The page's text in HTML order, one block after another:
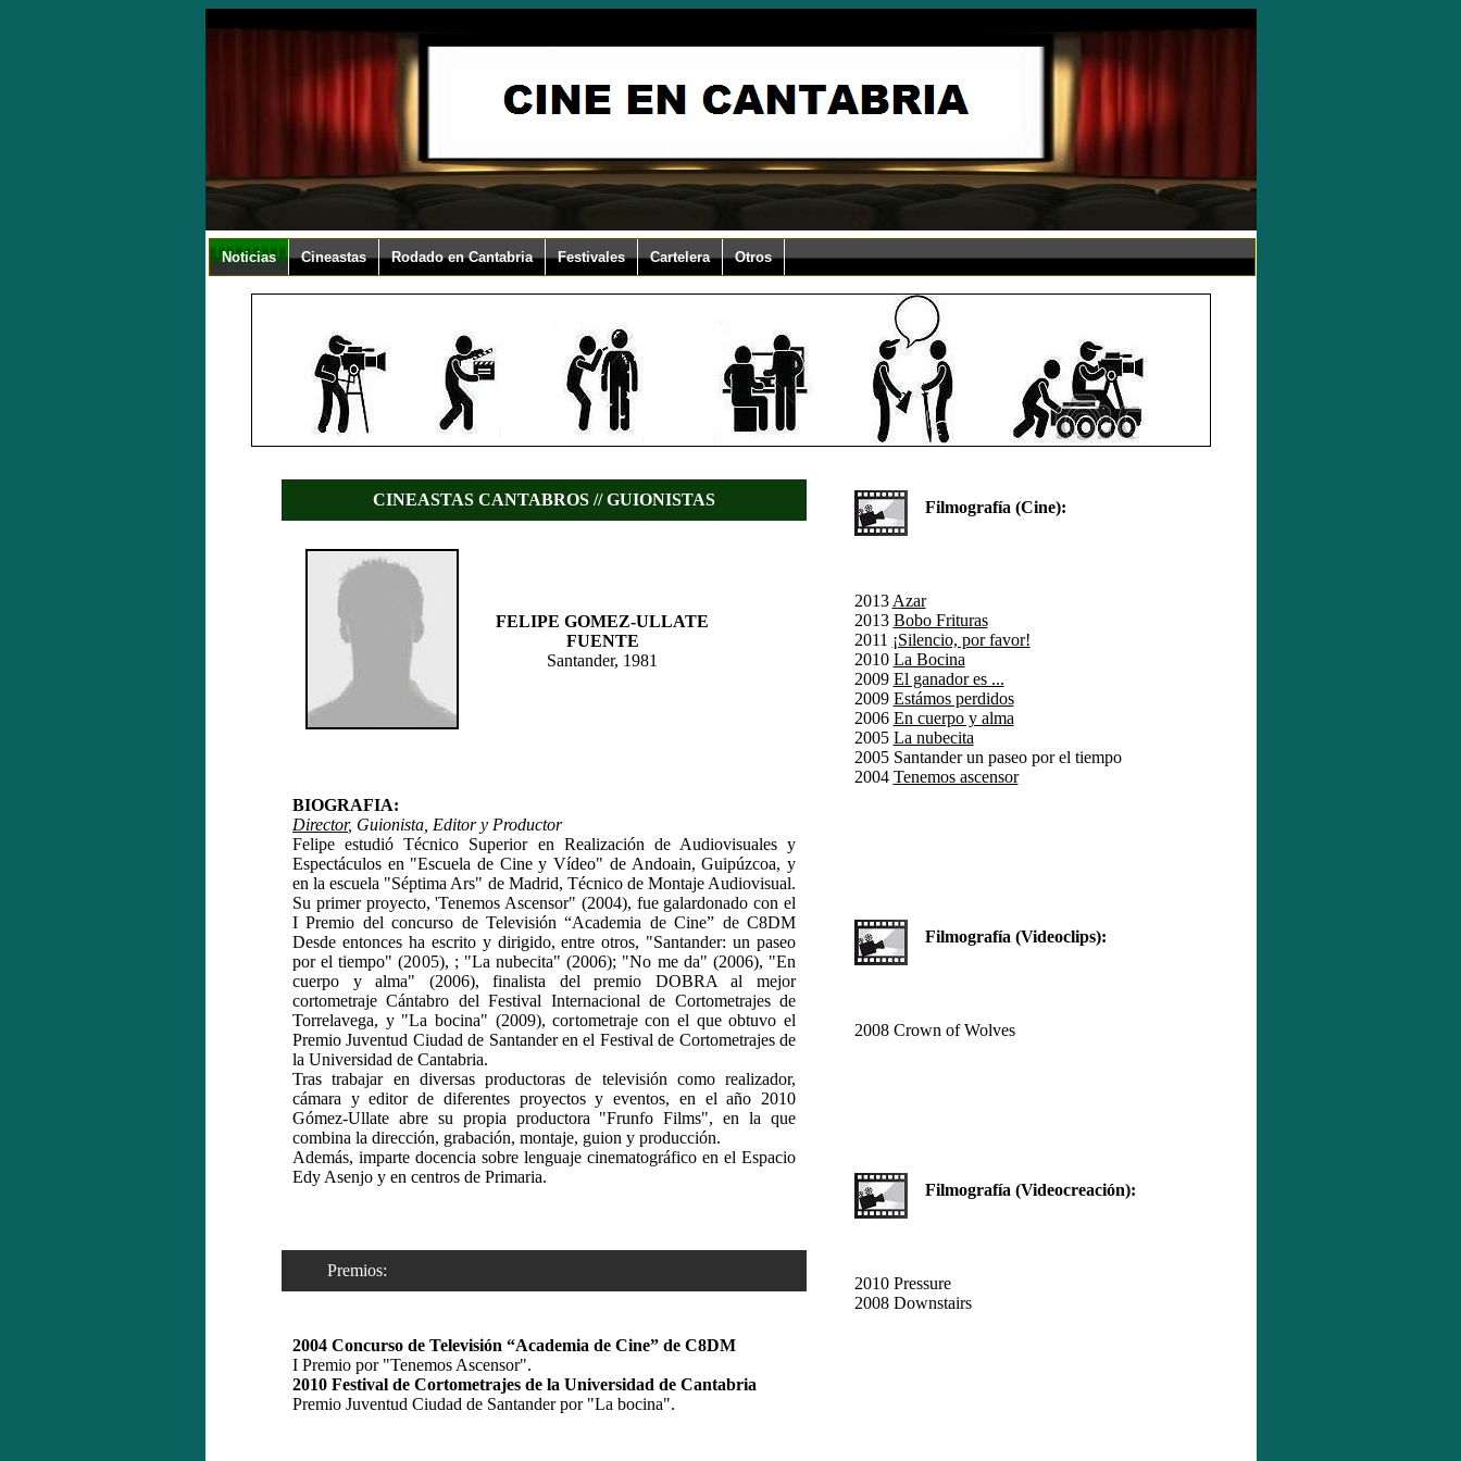
Noticias Cineastas Rodado en Cantabria Festivales Cartelera Otros
CINEASTAS CANTABROS // GUIONISTAS
FELIPE GOMEZ-ULLATE
FUENTE
Santander, 1981
BIOGRAFIA:
Director, Guionista, Editor y Productor
Felipe estudió Técnico Superior en Realización de Audiovisuales y
Espectáculos en "Escuela de Cine y Vídeo" de Andoain, Guipúzcoa, y
en la escuela "Séptima Ars" de Madrid, Técnico de Montaje Audiovisual.
Su primer proyecto, 'Tenemos Ascensor" (2004), fue galardonado con el
I Premio del concurso de Televisión “Academia de Cine” de C8DM
Desde entonces ha escrito y dirigido, entre otros, "Santander: un paseo
por el tiempo" (2005), ; "La nubecita" (2006); "No me da" (2006), "En
cuerpo y alma" (2006), finalista del premio DOBRA al mejor
cortometraje Cántabro del Festival Internacional de Cortometrajes de
Torrelavega, y "La bocina" (2009), cortometraje con el que obtuvo el
Premio Juventud Ciudad de Santander en el Festival de Cortometrajes de
la Universidad de Cantabria.
Tras trabajar en diversas productoras de televisión como realizador,
cámara y editor de diferentes proyectos y eventos, en el año 2010
Gómez-Ullate abre su propia productora "Frunfo Films", en la que
combina la dirección, grabación, montaje, guion y producción.
Además, imparte docencia sobre lenguaje cinematográfico en el Espacio
Edy Asenjo y en centros de Primaria.
Premios:
2004 Concurso de Televisión “Academia de Cine” de C8DM
I Premio por "Tenemos Ascensor".
2010 Festival de Cortometrajes de la Universidad de Cantabria
Premio Juventud Ciudad de Santander por "La bocina".
Filmografía (Cine):
2013 Azar
2013 Bobo Frituras
2011 ¡Silencio, por favor!
2010 La Bocina
2009 El ganador es ...
2009 Estámos perdidos
2006 En cuerpo y alma
2005 La nubecita
2005 Santander un paseo por el tiempo
2004 Tenemos ascensor
Filmografía (Videoclips):
2008 Crown of Wolves
Filmografía (Videocreación):
2010 Pressure
2008 Downstairs